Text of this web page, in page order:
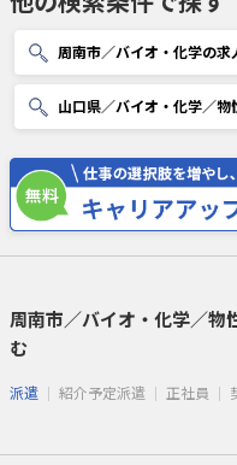
周南市／バイオ・化学の求
山口県／バイオ・化学／物
周南市／バイオ・化学／物
む
派遣 紹介予定派遣 正社員